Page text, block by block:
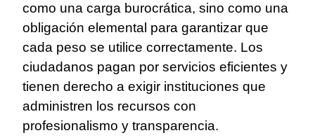
como una carga burocrática, sino como una
obligación elemental para garantizar que
cada peso se utilice correctamente. Los
ciudadanos pagan por servicios eficientes y
tienen derecho a exigir instituciones que
administren los recursos con
profesionalismo y transparencia.